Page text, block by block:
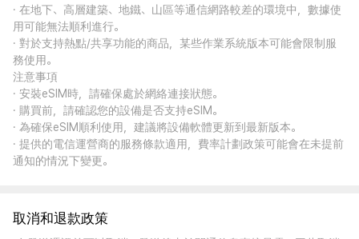
· 在地下、高層建築、地鐵、山區等通信網路較差的環境中，數據使
用可能無法順利進行。
· 對於支持熱點/共享功能的商品，某些作業系統版本可能會限制服
務使用。
注意事項
· 安裝eSIM時，請確保處於網絡連接狀態。
· 購買前，請確認您的設備是否支持eSIM。
· 為確保eSIM順利使用，建議將設備軟體更新到最新版本。
· 提供的電信運營商的服務條款適用，費率計劃政策可能會在未提前
通知的情況下變更。
取消和退款政策